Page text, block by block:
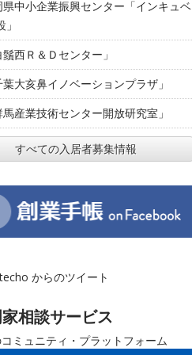
県中小企業振興センター「インキュベ
西Ｒ＆Ｄセンター」
大亥鼻イノベーションプラザ」
産業技術センター開放研究室」
すべての入居者募集情報
からのツイート
相談サービス
ミュニティ・プラットフォーム